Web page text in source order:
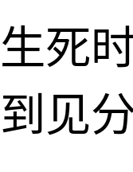
生死
到见